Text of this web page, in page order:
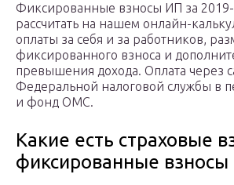
Фиксированные взносы ИП за 2019-
рассчитать на нашем онлайн-
оплаты за себя и за работников,
фиксированного взноса и
превышения дохода. Оплата через
Федеральной налоговой службы в
и фонд ОМС.
Какие есть страховые
фиксированные